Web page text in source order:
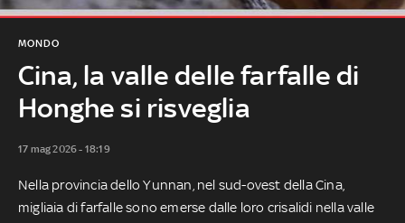
Cina, la valle delle farfalle di
Honghe si risveglia
MONDO
17 mag 2026 - 18:19
Nella provincia dello Yunnan, nel sud-ovest della Cina,
migliaia di farfalle sono emerse dalle loro crisalidi nella valle